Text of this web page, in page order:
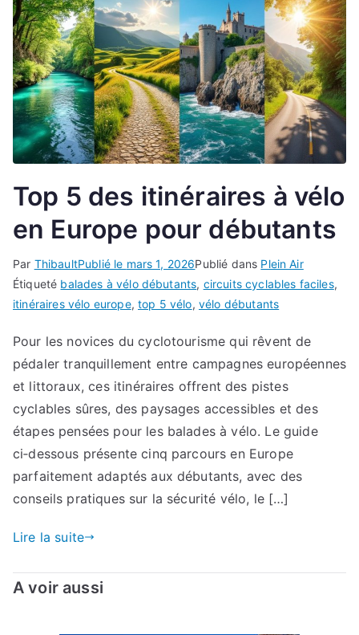
Top 5 des itinéraires à vélo
en Europe pour débutants
Par ThibaultPublié le mars 1, 2026Publié dans Plein Air
Étiqueté balades à vélo débutants, circuits cyclables faciles,
itinéraires vélo europe,top 5 vélo, vélo débutants
Pour les novices du cyclotourisme qui rêvent de
pédaler tranquillement entre campagnes européennes
et littoraux, ces itinéraires offrent des pistes
cyclables sûres, des paysages accessibles et des
étapes pensées pour les balades à vélo. Le guide
ci‑dessous présente cinq parcours en Europe
parfaitement adaptés aux débutants, avec des
conseils pratiques sur la sécurité vélo, le […]
Lire la suite
A voir aussi